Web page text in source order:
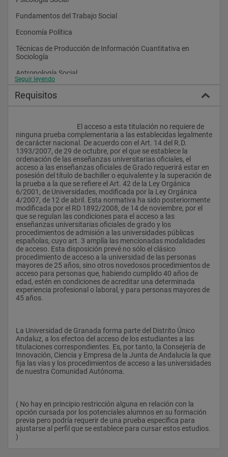
diversidad de materias de carácter multidisciplinar y el
predominio de métodos y técnicas de investigación, para la
eficiente aplicación profesional de los conocimientos
adquiridos.
Interés Social, Profesional y Científico
El título de Grado en Sociología está enfocado a formar
teóricos y empíricos que permitan el conocimiento científico de
las sociedades y su bienestar. Para ello se ha de fomentar y
sus objetivos generales se encuentra el de inculcar marcos
explicativos sobre el funcionamiento de nuestras sociedades
complejas en la era de la información, a la vez que potenciar la
búsqueda de propuestas operativas de intervención social.
Los nuevos campos de inserción laboral indican que estos
profesionales no se encuentran limitados a unas pocas líneas
de trabajo, sino que se han ido adaptando a un contexto
laboral global, dinámico y cambiante. Las orientaciones
ocupacionales propias de esta titulación, se caracterizan por
el interés a la hora de conocer diferentes aspectos de la
realidad social, las sociedades complejas actuales y sus
problemas. La iniciativa y espíritu emprendedor, la sensibilidad
hacia los problemas sociales, el compromiso ético y la
capacidad de análisis, forman parte de las competencias que
se adquieren para el desarrollo de programas de intervención
social.
Además del desarrollo de la actividad profesional, hay que
sumar la intensa labor investigadora que se lleva a cabo desde
el Departamento de Sociología de la Universidad de Granada.
En esta misma línea de desarrollo académico y científico, no
Estado Español (FASEE), actualmente denominada
Federación Española de Sociología (FES). Andalucía se
incorporó a ese movimiento asociativo en 1979, con la
creación de la Asociación Andaluza de Sociología “Juan Díaz
del Moral” (ASA), que fue legalizada el 13 de Febrero de 1980.
La primera Junta Directiva del ASA contó con un grupo de
En 1980, la ASA organizó un primer encuentro de Sociólogos
en Granada. Allí surgió la idea de impulsar los Congresos
Andaluces de Sociología, de los que llegaron a celebrarse dos.
En el año 2006 diversas instituciones y profesores de la
Fundamentos del Trabajo Social
Economía Política
Técnicas de Producción de Información Cuantitativa en
Sociología
Antropología Social
Sociología de la Educación
Técnicas de Producción de Información Cualitativa en
Sociología
Conceptos, Teorías y Métodos de las Ciencias Sociales
Ciencia de la Administración
Sociología del Trabajo
Teoría Sociológica Clásica y Moderna
Estructura Social Contemporánea
Introducción al Cambio Social
(Materias optativas, a elegir dos):
Ética Social
Sociología del Conocimiento.
Educación Democrática y Ciudadanía
Tercer Curso -
Análisis Inferencial de Datos en Sociología
Sociología Política 6 OB Procesos de Cambio Social
Análisis de Datos Cualitativos en Sociología
Seguir leyendo
Requisitos
ninguna prueba complementaria a las establecidas legalmente
de carácter nacional. De acuerdo con el Art. 14 del R.D.
1393/2007, de 29 de octubre, por el que se establece la
ordenación de las enseñanzas universitarias oficiales, el
acceso a las enseñanzas oficiales de Grado requerirá estar en
posesión del título de bachiller o equivalente y la superación de
la prueba a la que se refiere el Art. 42 de la Ley Orgánica
6/2001, de Universidades, modificada por la Ley Orgánica
4/2007, de 12 de abril. Esta normativa ha sido posteriormente
modificada por el RD 1892/2008, de 14 de noviembre, por el
que se regulan las condiciones para el acceso a las
enseñanzas universitarias oficiales de grado y los
procedimientos de admisión a las universidades públicas
españolas, cuyo art. 3 amplía las mencionadas modalidades
de acceso. Esta disposición prevé no sólo el clásico
procedimiento de acceso a la universidad de las personas
mayores de 25 años, sino otros novedosos procedimientos de
acceso para personas que, habiendo cumplido 40 años de
edad, estén en condiciones de acreditar una determinada
experiencia profesional o laboral, y para personas mayores de
45 años.
La Universidad de Granada forma parte del Distrito Único
Andaluz, a los efectos del acceso de los estudiantes a las
titulaciones correspondientes. Es, por tanto, la Consejería de
Innovación, Ciencia y Empresa de la Junta de Andalucía la que
fija las vías y los procedimientos de acceso a las universidades
de nuestra Comunidad Autónoma.
( No hay en principio restricción alguna en relación con la
opción cursada por los potenciales alumnos en su formación
previa pero podría requerir de una prueba específica para
ajustarse al perfil que se establece para cursar estos estudios.
)